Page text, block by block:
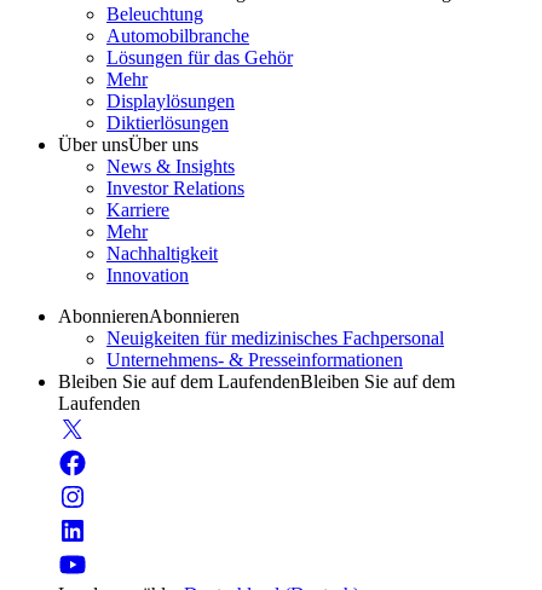
Beleuchtung
Automobilbranche
Lösungen für das Gehör
Mehr
Displaylösungen
Diktierlösungen
Über unsÜber uns
News & Insights
Investor Relations
Karriere
Mehr
Nachhaltigkeit
Innovation
AbonnierenAbonnieren
Neuigkeiten für medizinisches Fachpersonal
Unternehmens- & Presseinformationen
Bleiben Sie auf dem LaufendenBleiben Sie auf dem
Laufenden